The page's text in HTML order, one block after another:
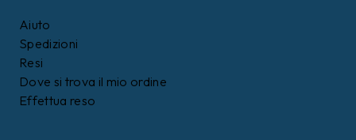
Aiuto
Spedizioni
Resi
Dove si trova il mio ordine
Effettua reso